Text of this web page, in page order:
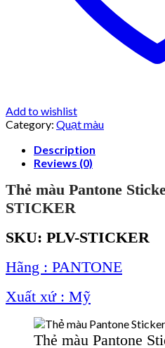
Add to wishlist
Category: Quạt màu
Description
Reviews (0)
Thẻ màu Pantone
STICKER
SKU: PLV-STICKER
Hãng : PANTONE
Xuất xứ : Mỹ
Thẻ màu Pantone